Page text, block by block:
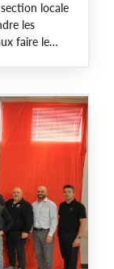
locale
les
faire le
attend